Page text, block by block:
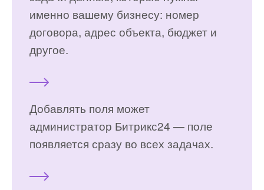
именно вашему бизнесу: номер
договора, адрес объекта, бюджет и
другое.
Добавлять поля может
администратор Битрикс24 — поле
появляется сразу во всех задачах.